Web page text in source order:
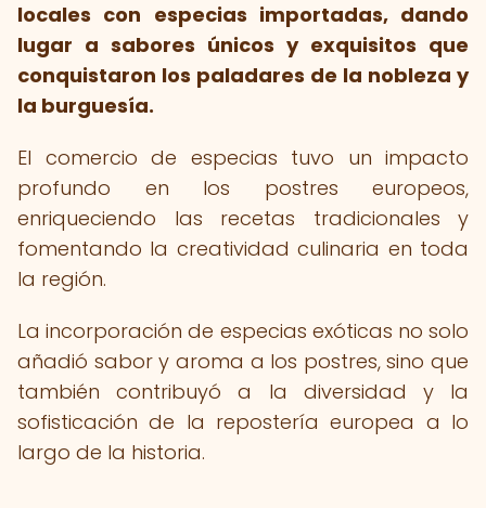
locales con especias importadas, dando
lugar a sabores únicos y exquisitos que
conquistaron los paladares de la nobleza y
la burguesía.
El comercio de especias tuvo un impacto
profundo en los postres europeos,
enriqueciendo las recetas tradicionales y
fomentando la creatividad culinaria en toda
la región.
La incorporación de especias exóticas no solo
añadió sabor y aroma a los postres, sino que
también contribuyó a la diversidad y la
sofisticación de la repostería europea a lo
largo de la historia.